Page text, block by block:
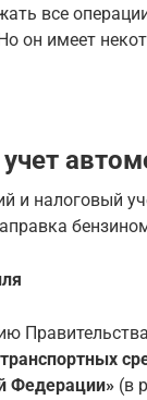
все
он имеет
и налоговый
Федерации» (в